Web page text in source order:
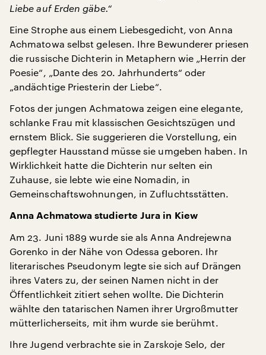
Liebe auf Erden gäbe.“
Eine Strophe aus einem Liebesgedicht, von Anna
Achmatowa selbst gelesen. Ihre Bewunderer priesen
die russische Dichterin in Metaphern wie „Herrin der
Poesie“, „Dante des 20. Jahrhunderts“ oder
„andächtige Priesterin der Liebe“.
Fotos der jungen Achmatowa zeigen eine elegante,
schlanke Frau mit klassischen Gesichtszügen und
ernstem Blick. Sie suggerieren die Vorstellung, ein
gepflegter Hausstand müsse sie umgeben haben. In
Wirklichkeit hatte die Dichterin nur selten ein
Zuhause, sie lebte wie eine Nomadin, in
Gemeinschaftswohnungen, in Zufluchtsstätten.
Anna Achmatowa studierte Jura in Kiew
Am 23. Juni 1889 wurde sie als Anna Andrejewna
Gorenko in der Nähe von Odessa geboren. Ihr
literarisches Pseudonym legte sie sich auf Drängen
ihres Vaters zu, der seinen Namen nicht in der
Öffentlichkeit zitiert sehen wollte. Die Dichterin
wählte den tatarischen Namen ihrer Urgroßmutter
mütterlicherseits, mit ihm wurde sie berühmt.
Ihre Jugend verbrachte sie in Zarskoje Selo, der